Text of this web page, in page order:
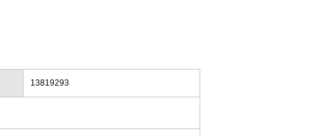
13819293